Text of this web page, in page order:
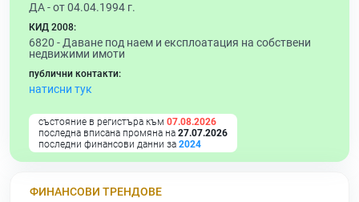
ДА - от 04.04.1994 г.
КИД 2008:
6820 - Даване под наем и експлоатация на собствени
недвижими имоти
публични контакти:
натисни тук
състояние в регистъра към 07.08.2026
последна вписана промяна на 27.07.2026
последни финансови данни за 2024
ФИНАНСОВИ ТРЕНДОВЕ